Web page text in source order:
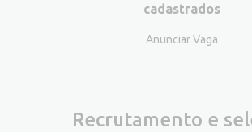
cadastrados
Anunciar Vaga
Recrutamento e